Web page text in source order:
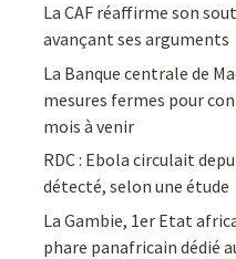
La CAF réaffirme son
avançant ses arguments
La Banque centrale de
mesures fermes pour
mois à venir
RDC : Ebola circulait
détecté, selon une étude
La Gambie, 1er Etat
phare panafricain dédié